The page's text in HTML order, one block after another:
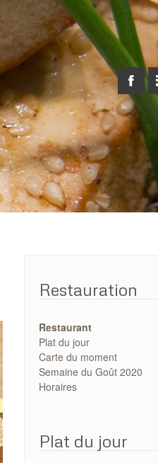
Restauration
Restaurant
Plat du jour
Carte du moment
Semaine du Goût 2020
Horaires
Plat du jour